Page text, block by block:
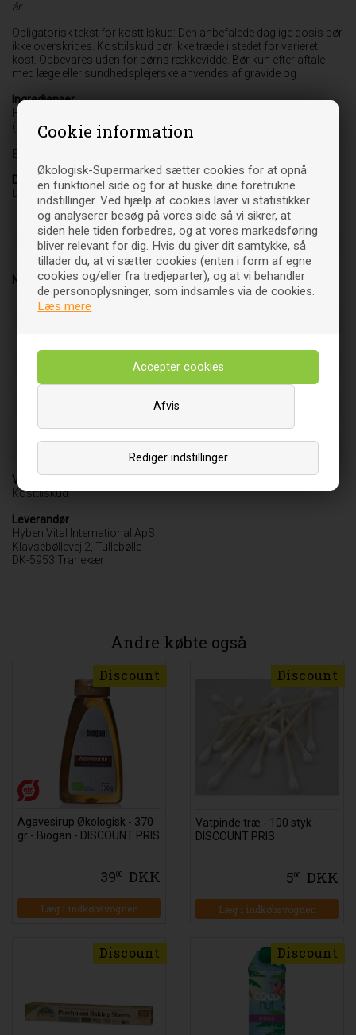
Cookie information
Økologisk-Supermarked sætter cookies for at opnå
en funktionel side og for at huske dine foretrukne
indstillinger. Ved hjælp af cookies laver vi statistikker
og analyserer besøg på vores side så vi sikrer, at
siden hele tiden forbedres, og at vores markedsføring
bliver relevant for dig. Hvis du giver dit samtykke, så
tillader du, at vi sætter cookies (enten i form af egne
cookies og/eller fra tredjeparter), og at vi behandler
de personoplysninger, som indsamles via de cookies.
Læs mere
Rediger indstillinger
Afvis
år.
Obligatorisk tekst for kosttilskud: Den anbefalede daglige dosis bør
ikke overskrides. Kosttilskud bør ikke træde i stedet for varieret
kost. Opbevares uden for børns rækkevidde. Bør kun efter aftale
med læge eller sundhedsplejerske anvendes af gravide og
Ingredienser
Hybenpulver (Fructus cynosbati), Kapsel vegetabilsk
(Hydroxypropyl methylcellulose)
Er der angivet en * ved en ingrediens, er den 100% økologisk
Daglig dosis
De første 3 uger: 5 kapsler 2 gange dagligt. Derefter 5
Indhold 5 - 10 kapsler
% RI (Referenceindtag)
Hybenpulver (g)
2,5 - 5
Næringsdeklaration
Energi (kJ/kcal)
1102 kJ / 271 kcal
-heraf sukkerarter (g)
Protein (g)
Varebetegnelse
Kosttilskud
Leverandør
Hyben Vital International ApS
Klavsebøllevej 2, Tullebølle
DK-5953 Tranekær
Andre købte også
Discount
Agavesirup Økologisk - 370
gr - Biogan - DISCOUNT PRIS
3900 DKK
Læg i indkøbsvognen
Discount
Vatpinde træ - 100 styk -
DISCOUNT PRIS
500 DKK
Læg i indkøbsvognen
Discount Discount